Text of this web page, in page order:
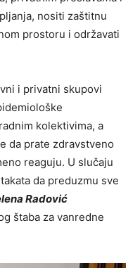
nositi zaštitnu
prostoru i održavati
i privatni skupovi
kolektivima, a
da prate zdravstveno
reaguju. U slučaju
da preduzmu sve
Radović
štaba za vanredne